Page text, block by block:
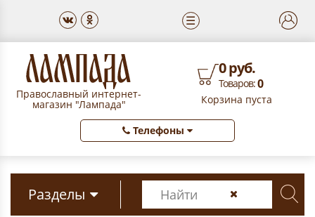
☰
Православный интернет-
магазин "Лампада"
0 руб.
Товаров:0
Корзина пуста
Телефоны
Разделы